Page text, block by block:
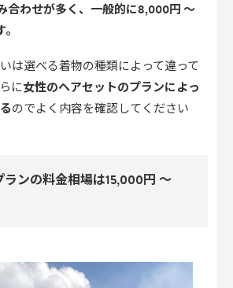
合わせが多く、一般的に8,000円 〜
は選べる着物の種類によって違って
に女性のヘアセットのプランによっ
のでよく内容を確認してください
ンの料金相場は15,000円 〜